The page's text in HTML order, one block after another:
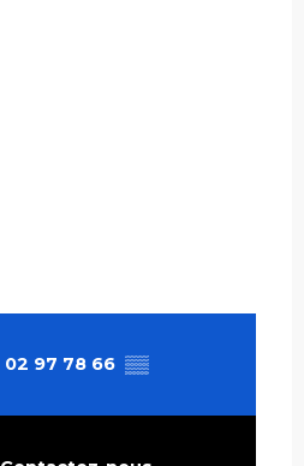
02 97 78 66 ▒▒